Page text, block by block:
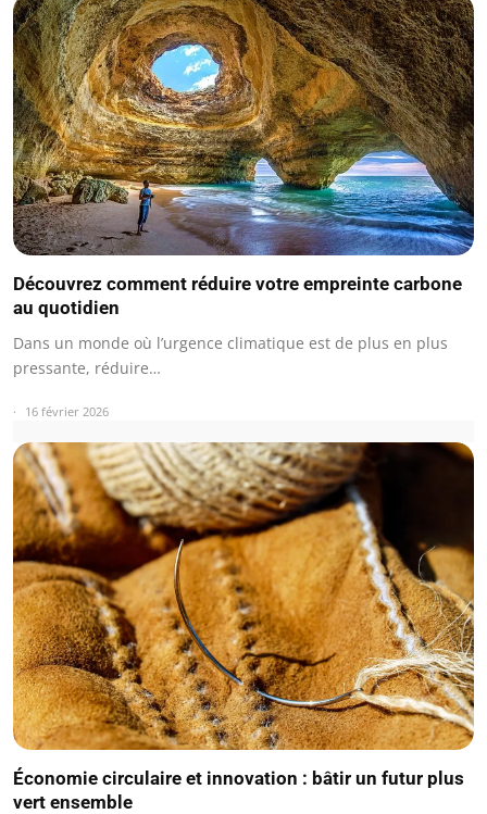
Découvrez comment réduire votre empreinte carbone
au quotidien
Dans un monde où l’urgence climatique est de plus en plus
pressante, réduire…
16 février 2026
Économie circulaire et innovation : bâtir un futur plus
vert ensemble